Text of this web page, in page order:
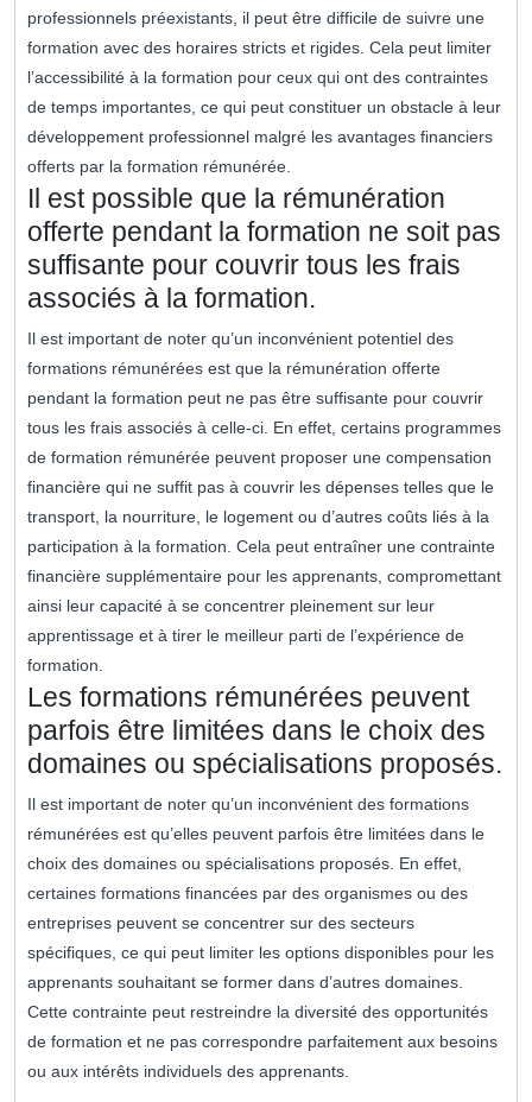
professionnels préexistants, il peut être difficile de suivre une
formation avec des horaires stricts et rigides. Cela peut limiter
l’accessibilité à la formation pour ceux qui ont des contraintes
de temps importantes, ce qui peut constituer un obstacle à leur
développement professionnel malgré les avantages financiers
offerts par la formation rémunérée.
Il est possible que la rémunération
offerte pendant la formation ne soit pas
suffisante pour couvrir tous les frais
associés à la formation.
Il est important de noter qu’un inconvénient potentiel des
formations rémunérées est que la rémunération offerte
pendant la formation peut ne pas être suffisante pour couvrir
tous les frais associés à celle-ci. En effet, certains programmes
de formation rémunérée peuvent proposer une compensation
financière qui ne suffit pas à couvrir les dépenses telles que le
transport, la nourriture, le logement ou d’autres coûts liés à la
participation à la formation. Cela peut entraîner une contrainte
financière supplémentaire pour les apprenants, compromettant
ainsi leur capacité à se concentrer pleinement sur leur
apprentissage et à tirer le meilleur parti de l’expérience de
formation.
Les formations rémunérées peuvent
parfois être limitées dans le choix des
domaines ou spécialisations proposés.
Il est important de noter qu’un inconvénient des formations
rémunérées est qu’elles peuvent parfois être limitées dans le
choix des domaines ou spécialisations proposés. En effet,
certaines formations financées par des organismes ou des
entreprises peuvent se concentrer sur des secteurs
spécifiques, ce qui peut limiter les options disponibles pour les
apprenants souhaitant se former dans d’autres domaines.
Cette contrainte peut restreindre la diversité des opportunités
de formation et ne pas correspondre parfaitement aux besoins
ou aux intérêts individuels des apprenants.